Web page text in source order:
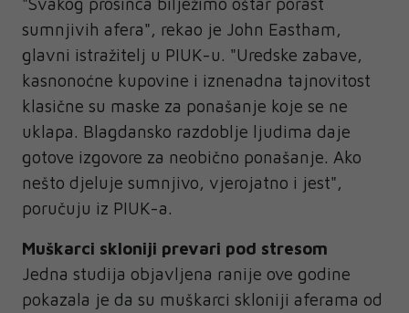
sumnjivih afera", rekao je John Eastham,
glavni istražitelj u PIUK-u. "Uredske zabave,
kasnonoćne kupovine i iznenadna tajnovitost
klasične su maske za ponašanje koje se ne
uklapa. Blagdansko razdoblje ljudima daje
gotove izgovore za neobično ponašanje. Ako
nešto djeluje sumnjivo, vjerojatno i jest",
poručuju iz PIUK-a.
Muškarci skloniji prevari pod stresom
Jedna studija objavljena ranije ove godine
pokazala je da su muškarci skloniji aferama od